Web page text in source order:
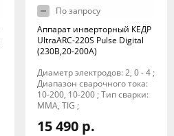
По запросу
Аппарат инверторный КЕДР
UltraARC-220S Pulse Digital
(230В,20-200А)
Диаметр электродов: 2, 0 - 4 ;
Диапазон сварочного тока:
10-200, 10-200 ; Тип сварки:
MMA, TIG ;
15 490 р.